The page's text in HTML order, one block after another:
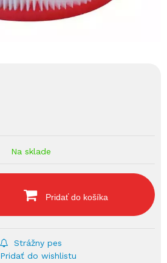
Na sklade
Pridať do košíka
Strážny pes
Pridať do wishlistu